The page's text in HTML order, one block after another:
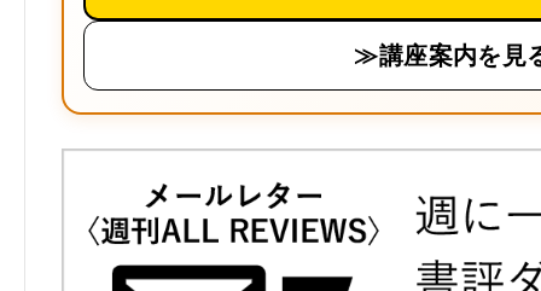
≫講座案内を見